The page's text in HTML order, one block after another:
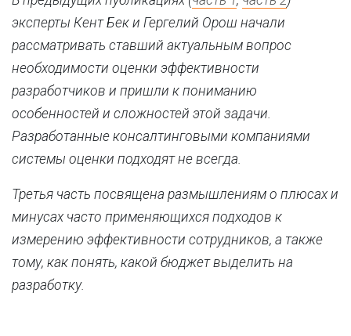
эксперты Кент Бек и Гергелий Орош начали
рассматривать ставший актуальным вопрос
необходимости оценки эффективности
разработчиков и пришли к пониманию
особенностей и сложностей этой задачи.
Разработанные консалтинговыми компаниями
системы оценки подходят не всегда.
Третья часть посвящена размышлениям о плюсах и
минусах часто применяющихся подходов к
измерению эффективности сотрудников, а также
тому, как понять, какой бюджет выделить на
разработку.